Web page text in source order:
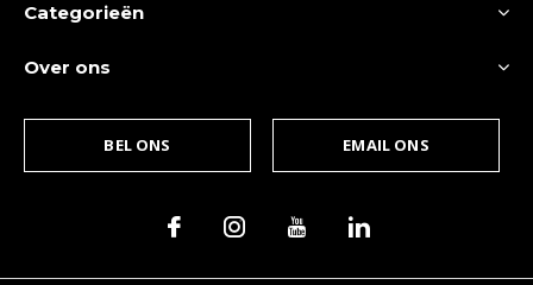
Categorieën
Over ons
BEL ONS EMAIL ONS